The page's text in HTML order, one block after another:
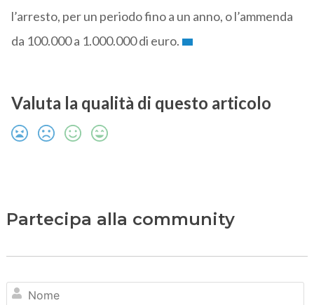
l’arresto, per un periodo fino a un anno, o l’ammenda
da 100.000 a 1.000.000 di euro.
Valuta la qualità di questo articolo
Partecipa alla community